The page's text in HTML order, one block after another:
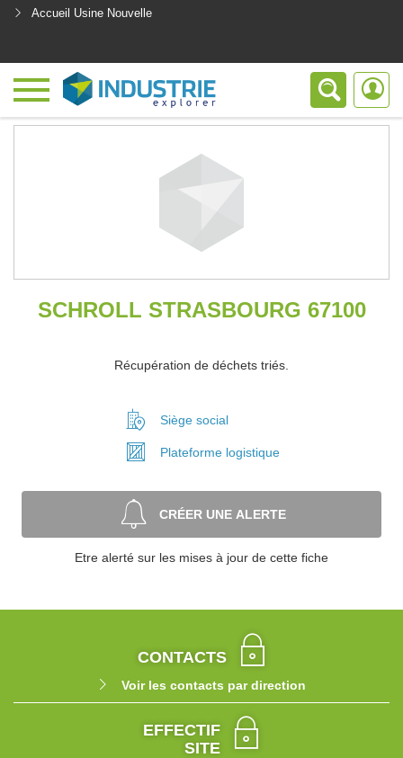
Accueil Usine Nouvelle
SCHROLL STRASBOURG 67100
Récupération de déchets triés.
Siège social
Plateforme logistique
CRÉER UNE ALERTE
Etre alerté sur les mises à jour de cette fiche
CONTACTS
Voir les contacts par direction
EFFECTIF
SITE